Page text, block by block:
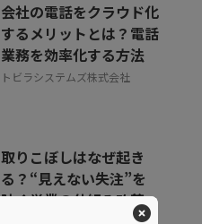
会社の電話をクラウド化
するメリットとは？電話
業務を効率化する方法
トビラシステムズ株式会社
取りこぼしはなぜ起き
る？“見えない失注”を
防ぐ営業の仕組み改革